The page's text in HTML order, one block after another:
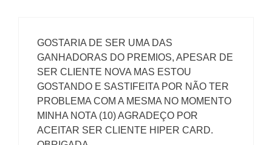
GOSTARIA DE SER UMA DAS
GANHADORAS DO PREMIOS, APESAR DE
SER CLIENTE NOVA MAS ESTOU
GOSTANDO E SASTIFEITA POR NÃO TER
PROBLEMA COM A MESMA NO MOMENTO
MINHA NOTA (10) AGRADEÇO POR
ACEITAR SER CLIENTE HIPER CARD.